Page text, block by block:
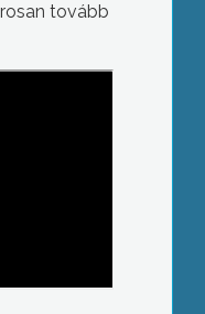
tovább